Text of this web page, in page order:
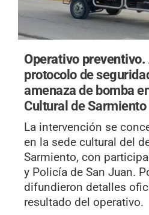
Operativo preventivo.
protocolo de
amenaza de bomba
Cultural de Sarmiento
La intervención se
en la sede cultural del
Sarmiento, con
y Policía de San Juan.
difundieron detalles
resultado del operativo.